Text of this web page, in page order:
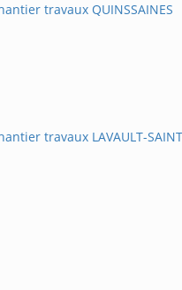
travaux QUINSSAINES
travaux LAVAULT-